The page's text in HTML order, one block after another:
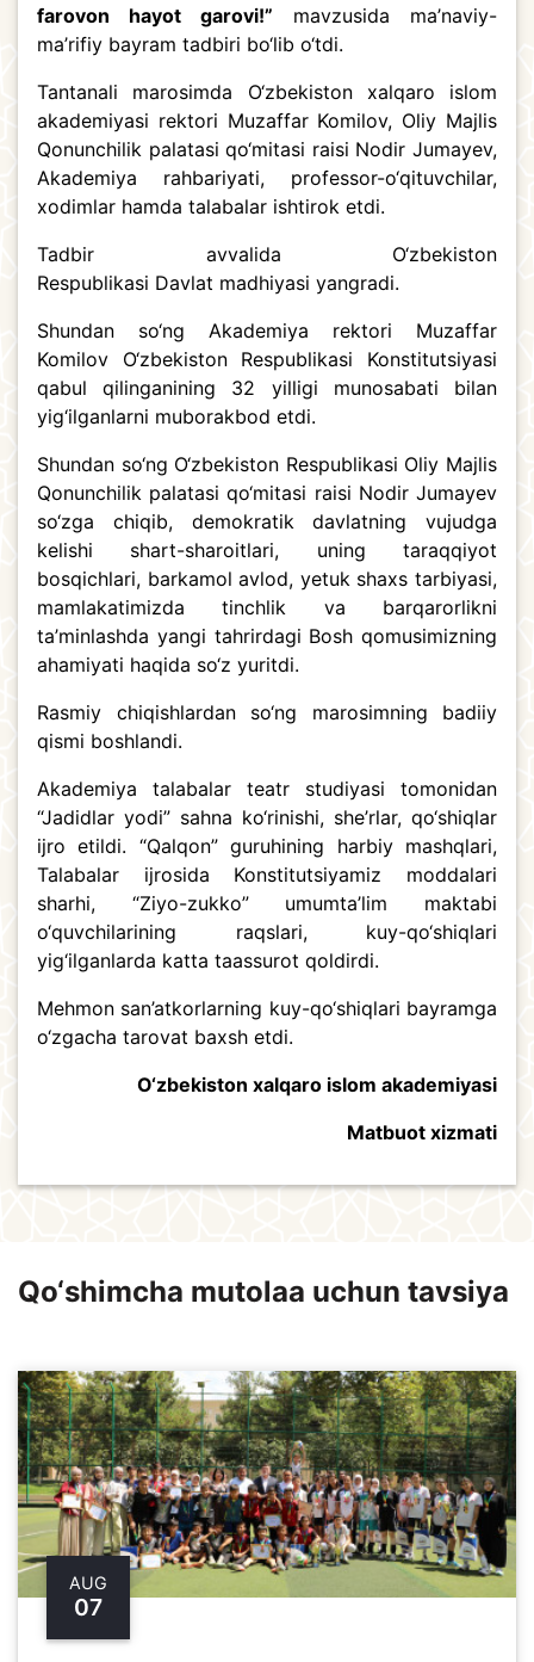
farovon hayot garovi!” mavzusida ma’naviy-
ma’rifiy bayram tadbiri bo‘lib o‘tdi.
Tantanali marosimda O‘zbekiston xalqaro islom
akademiyasi rektori Muzaffar Komilov, Oliy Majlis
Qonunchilik palatasi qo‘mitasi raisi Nodir Jumayev,
Akademiya rahbariyati, professor-o‘qituvchilar,
xodimlar hamda talabalar ishtirok etdi.
Tadbir avvalida O‘zbekiston
Respublikasi Davlat madhiyasi yangradi.
Shundan so‘ng Akademiya rektori Muzaffar
Komilov O‘zbekiston Respublikasi Konstitutsiyasi
qabul qilinganining 32 yilligi munosabati bilan
yig‘ilganlarni muborakbod etdi.
Shundan so‘ng O‘zbekiston Respublikasi Oliy Majlis
Qonunchilik palatasi qo‘mitasi raisi Nodir Jumayev
so‘zga chiqib, demokratik davlatning vujudga
kelishi shart-sharoitlari, uning taraqqiyot
bosqichlari, barkamol avlod, yetuk shaxs tarbiyasi,
mamlakatimizda tinchlik va barqarorlikni
ta’minlashda yangi tahrirdagi Bosh qomusimizning
ahamiyati haqida so‘z yuritdi.
Rasmiy chiqishlardan so‘ng marosimning badiiy
qismi boshlandi.
Akademiya talabalar teatr studiyasi tomonidan
“Jadidlar yodi” sahna ko‘rinishi, she’rlar, qo‘shiqlar
ijro etildi. “Qalqon” guruhining harbiy mashqlari,
Talabalar ijrosida Konstitutsiyamiz moddalari
sharhi, “Ziyo-zukko” umumta’lim maktabi
o‘quvchilarining raqslari, kuy-qo‘shiqlari
yig‘ilganlarda katta taassurot qoldirdi.
Mehmon san’atkorlarning kuy-qo‘shiqlari bayramga
o‘zgacha tarovat baxsh etdi.
O‘zbekiston xalqaro islom akademiyasi
Matbuot xizmati
Qo‘shimcha mutolaa uchun tavsiya
AUG
07